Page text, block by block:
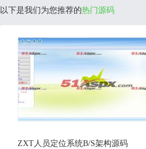
以下是我们为您推荐的热门源码
ZXT人员定位系统B/S架构源码